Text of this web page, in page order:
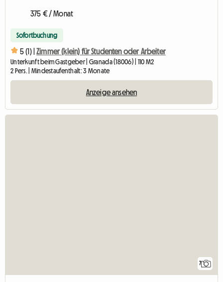
375 € / Monat
Sofortbuchung
5 (1) | Zimmer (klein) für Studenten oder Arbeiter
Unterkunft beim Gastgeber | Granada (18006) | 110 M2
2 Pers. | Mindestaufenthalt: 3 Monate
Anzeige ansehen
7